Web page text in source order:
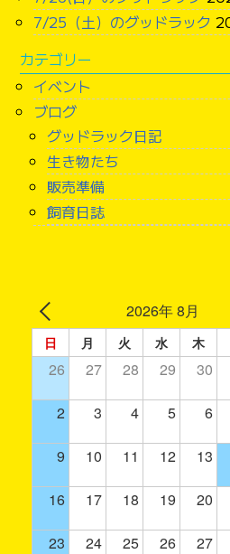
7/25（土）のグッドラック
カテゴリー
イベント
ブログ
グッドラック日記
生き物たち
販売準備
飼育日誌
2026年 8月
日 月 火 水 木
26 27 28 29 30
2 3 4 5 6
9 10 11 12 13
16 17 18 19 20
23 24 25 26 27